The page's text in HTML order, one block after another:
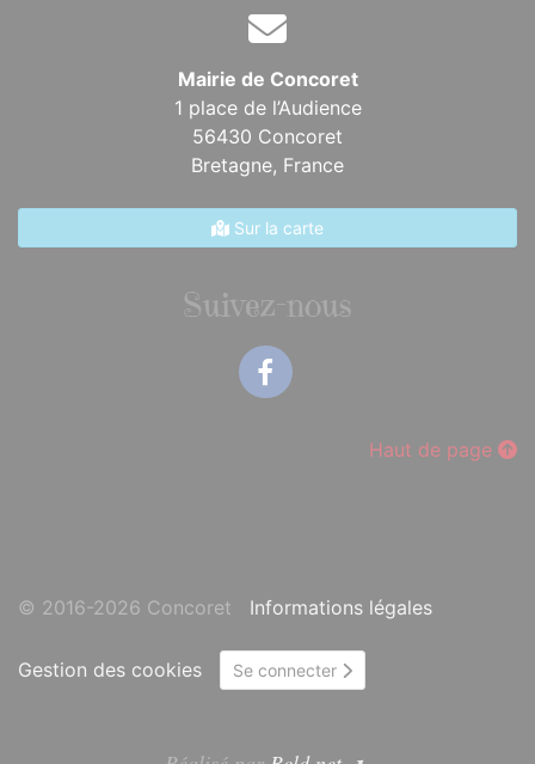
Mairie de Concoret
1 place de l’Audience
56430 Concoret
Bretagne, France
Sur la carte
Suivez-nous
Haut de page
© 2016-2026 Concoret Informations légales
Gestion des cookies Se connecter